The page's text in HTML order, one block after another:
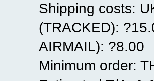
Shipping costs:
(TRACKED):
AIRMAIL): ?8.00
Minimum order: